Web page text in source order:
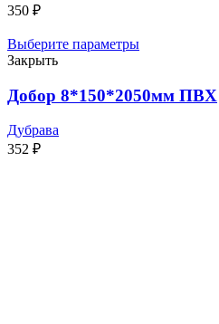
350 ₽
Выберите параметры
Закрыть
Добор 8*150*2050мм ПВХ
Дубрава
352 ₽